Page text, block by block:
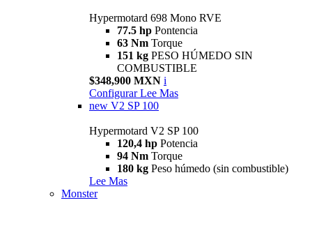
Hypermotard 698 Mono RVE
77.5 hp Pontencia
63 Nm Torque
151 kg PESO HÚMEDO SIN
COMBUSTIBLE
$348,900 MXN i
Configurar Lee Mas
new V2 SP 100
Hypermotard V2 SP 100
120,4 hp Potencia
94 Nm Torque
180 kg Peso húmedo (sin combustible)
Lee Mas
Monster